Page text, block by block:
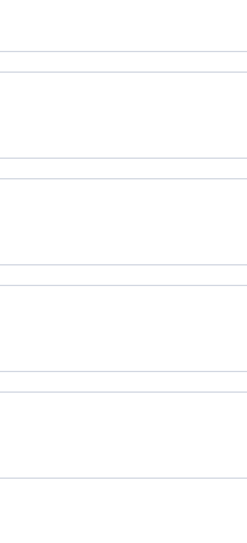
dodatek do